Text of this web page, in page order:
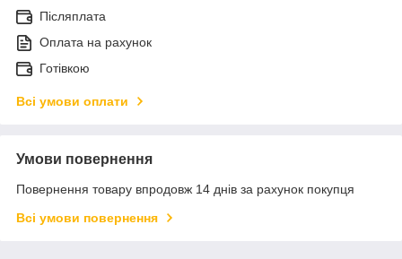
Післяплата
Оплата на рахунок
Готівкою
Всі умови оплати
Умови повернення
Повернення товару впродовж 14 днів за рахунок покупця
Всі умови повернення